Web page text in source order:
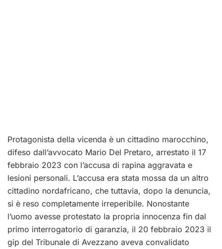
Protagonista della vicenda è un cittadino marocchino,
difeso dall’avvocato Mario Del Pretaro, arrestato il 17
febbraio 2023 con l’accusa di rapina aggravata e
lesioni personali. L’accusa era stata mossa da un altro
cittadino nordafricano, che tuttavia, dopo la denuncia,
si è reso completamente irreperibile. Nonostante
l’uomo avesse protestato la propria innocenza fin dal
primo interrogatorio di garanzia, il 20 febbraio 2023 il
gip del Tribunale di Avezzano aveva convalidato